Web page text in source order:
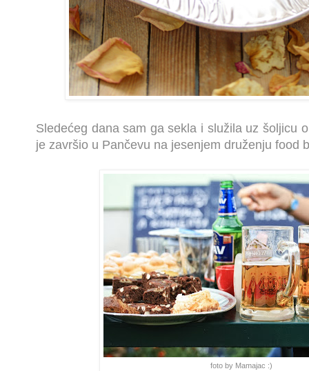
Sledećeg dana sam ga sekla i služila uz šoljicu
je završio u Pančevu na jesenjem druženju food
foto by Mamajac :)